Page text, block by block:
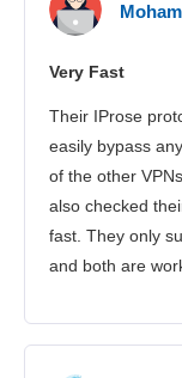
Very Fast
Their IProse
easily bypass
of the other
also checked
fast. They only
and both are